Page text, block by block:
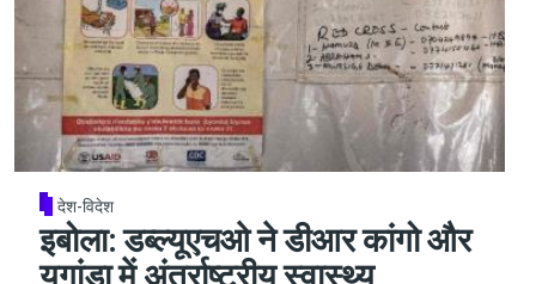
देश-विदेश
इबोला: डब्ल्यूएचओ ने डीआर कांगो और
युगांडा में अंतर्राष्ट्रीय स्वास्थ्य